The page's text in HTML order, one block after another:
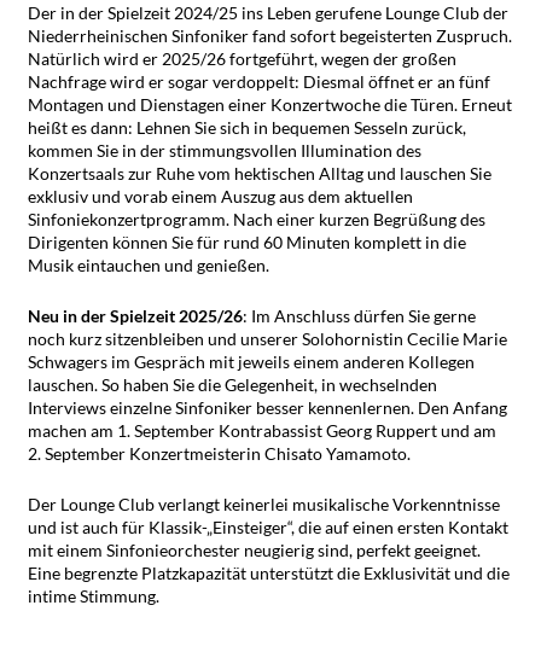
Der in der Spielzeit 2024/25 ins Leben gerufene Lounge Club der
Niederrheinischen Sinfoniker fand sofort begeisterten Zuspruch.
Natürlich wird er 2025/26 fortgeführt, wegen der großen
Nachfrage wird er sogar verdoppelt: Diesmal öffnet er an fünf
Montagen und Dienstagen einer Konzertwoche die Türen. Erneut
heißt es dann: Lehnen Sie sich in bequemen Sesseln zurück,
kommen Sie in der stimmungsvollen Illumination des
Konzertsaals zur Ruhe vom hektischen Alltag und lauschen Sie
exklusiv und vorab einem Auszug aus dem aktuellen
Sinfoniekonzertprogramm. Nach einer kurzen Begrüßung des
Dirigenten können Sie für rund 60 Minuten komplett in die
Musik eintauchen und genießen.
Neu in der Spielzeit 2025/26: Im Anschluss dürfen Sie gerne
noch kurz sitzenbleiben und unserer Solohornistin Cecilie Marie
Schwagers im Gespräch mit jeweils einem anderen Kollegen
lauschen. So haben Sie die Gelegenheit, in wechselnden
Interviews einzelne Sinfoniker besser kennenlernen. Den Anfang
machen am 1. September Kontrabassist Georg Ruppert und am
2. September Konzertmeisterin Chisato Yamamoto.
Der Lounge Club verlangt keinerlei musikalische Vorkenntnisse
und ist auch für Klassik-„Einsteiger“, die auf einen ersten Kontakt
mit einem Sinfonieorchester neugierig sind, perfekt geeignet.
Eine begrenzte Platzkapazität unterstützt die Exklusivität und die
intime ­Stimmung.